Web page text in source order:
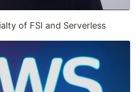
of FSI and Serverless